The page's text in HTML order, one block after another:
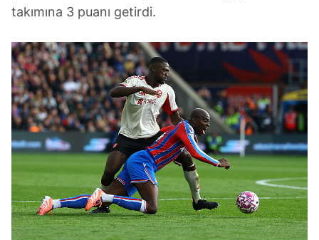
takımına 3 puanı getirdi.